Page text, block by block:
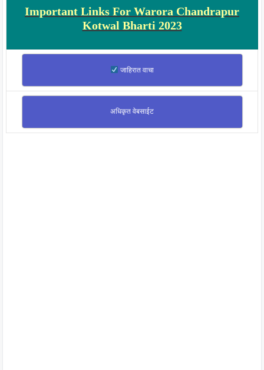
Important Links For Warora Chandrapur
Kotwal Bharti 2023
जाहिरात वाचा
अधिकृत वेबसाईट